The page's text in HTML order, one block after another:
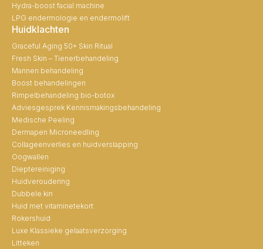
Hydra-boost facial machine
LPG endermologie en endermolift
Huidklachten
Graceful Aging 50+ Skin Ritual
Fresh Skin – Tienerbehandeling
Mannen behandeling
Boost behandelingen
Rimpelbehandeling bio-botox
Adviesgesprek Kennismakingsbehandeling
Medische Peeling
Dermapen Microneedling
Collageenverlies en huidverslapping
Oogwallen
Dieptereiniging
Huidveroudering
Dubbele kin
Huid met vitaminetekort
Rokershuid
Luxe Klassieke gelaatsverzorging
Litteken